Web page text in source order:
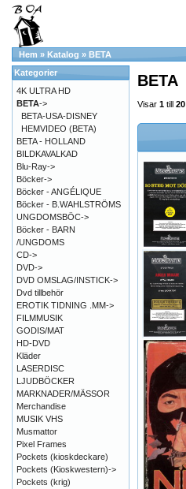
Hem » Katalog » BETA
BETA
Visar 1 till 20
Kategorier
4K ULTRA HD
BETA->
BETA-USA-DISNEY
HEMVIDEO (BETA)
BETA - HOLLAND
BILDKAVALKAD
Blu-Ray->
Böcker->
Böcker - ANGÉLIQUE
Böcker - B.WAHLSTRÖMS
UNGDOMSBÖC->
Böcker - BARN
/UNGDOMS
CD->
DVD->
DVD OMSLAG/INSTICK->
Dvd tillbehör
EROTIK TIDNING .MM->
FILMMUSIK
GODIS/MAT
HD-DVD
Kläder
LASERDISC
LJUDBÖCKER
MARKNADER/MÄSSOR
Merchandise
MUSIK VHS
Musmattor
Pixel Frames
Pockets (kioskdeckare)
Pockets (Kioskwestern)->
Pockets (krig)